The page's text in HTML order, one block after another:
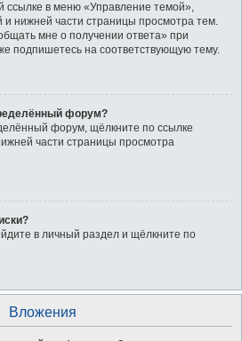
ссылке в меню «Управление темой»,
и нижней части страницы просмотра тем.
мне о получении ответа» при
подпишетесь на соответствующую тему.
форум?
форум, щёлкните по ссылке
части страницы просмотра
в личный раздел и щёлкните по
Вложения